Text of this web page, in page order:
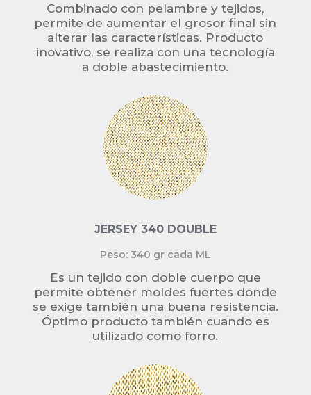
Combinado con pelambre y tejidos,
permite de aumentar el grosor final sin
alterar las características. Producto
inovativo, se realiza con una tecnología
a doble abastecimiento.
JERSEY 340 DOUBLE
Peso: 340 gr cada ML
Es un tejido con doble cuerpo que
permite obtener moldes fuertes donde
se exige también una buena resistencia.
Óptimo producto también cuando es
utilizado como forro.